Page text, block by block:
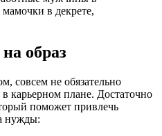
мамочки в декрете,
образ
совсем не обязательно
в карьерном плане. Достаточно
поможет привлечь
нужды: